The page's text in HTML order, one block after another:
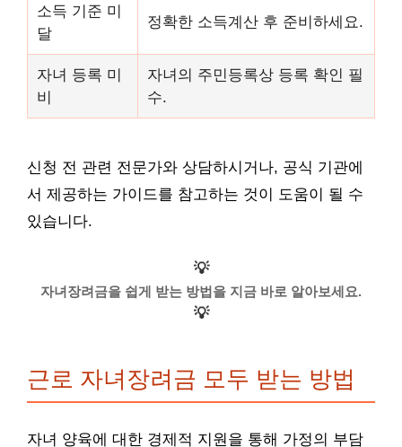
소득 기준 미
달
정확한 소득계산 후 준비하세요.
자녀 등록 미
비
자녀의 주민등록상 등록 확인 필
수.
신청 전 관련 전문가와 상담하시거나, 공식 기관에
서 제공하는 가이드를 참고하는 것이 도움이 될 수
있습니다.
💡
자녀장려금을 쉽게 받는 방법을 지금 바로 알아보세요.
💡
근로 자녀장려금 모두 받는 방법
자녀 양육에 대한 경제적 지원을 통해 가정의 부담